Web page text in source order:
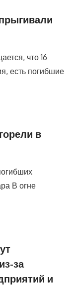
что 16
есть погибшие
в
В огне
за
и